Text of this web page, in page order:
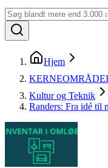
Hjem
Kultur og Teknik
Randers: Fra idé til